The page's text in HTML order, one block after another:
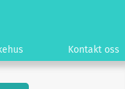
Kontakt oss